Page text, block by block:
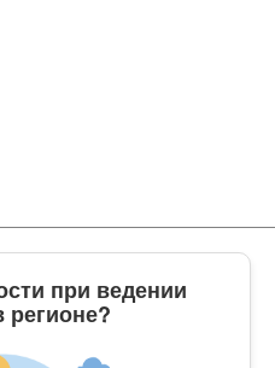
при ведении
регионе?